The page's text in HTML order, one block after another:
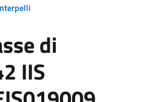
di
IIS